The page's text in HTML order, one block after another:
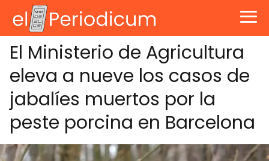
El Ministerio de Agricultura
eleva a nueve los casos de
jabalíes muertos por la
peste porcina en Barcelona